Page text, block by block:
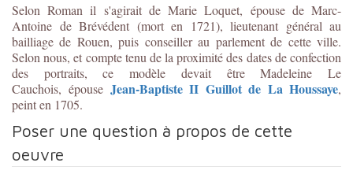
Selon Roman il s'agirait de Marie Loquet, épouse de Marc-
Antoine de Brévédent (mort en 1721), lieutenant général au
bailliage de Rouen, puis conseiller au parlement de cette ville.
Selon nous, et compte tenu de la proximité des dates de confection
des portraits, ce modèle devait être Madeleine Le
Cauchois, épouse Jean-Baptiste II Guillot de La Houssaye,
peint en 1705.
Poser une question à propos de cette
oeuvre